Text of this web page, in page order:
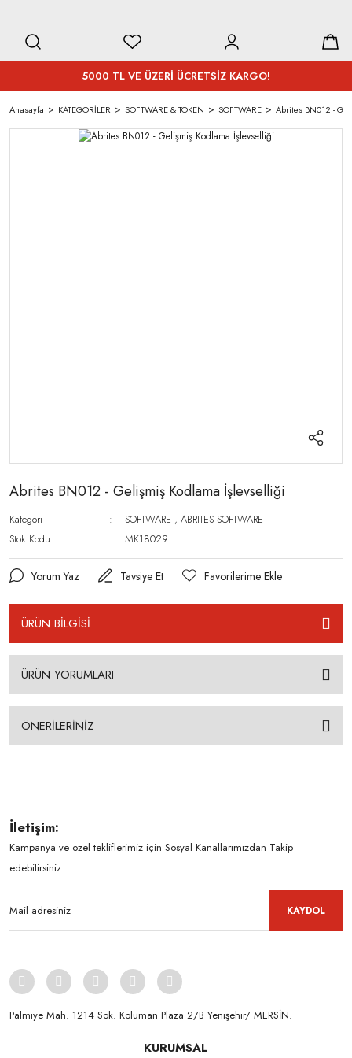
5000 TL VE ÜZERİ ÜCRETSİZ KARGO!
Anasayfa KATEGORİLER SOFTWARE & TOKEN SOFTWARE Abrites BN012 -
Abrites BN012 - Gelişmiş Kodlama İşlevselliği
Kategori SOFTWARE ,ABRITES SOFTWARE
Stok Kodu
MK18029
Yorum Yaz Tavsiye Et
ÜRÜN BİLGİSİ
ÜRÜN YORUMLARI
ÖNERİLERİNİZ
İletişim:
Kampanya ve özel tekliflerimiz için Sosyal Kanallarımızdan Takip
edebilirsiniz
KAYDOL
Palmiye Mah. 1214 Sok. Koluman Plaza 2/B Yenişehir/ MERSİN.ㅤㅤㅤㅤㅤㅤㅤㅤㅤㅤㅤㅤㅤㅤㅤㅤㅤㅤㅤㅤㅤㅤㅤㅤㅤㅤㅤㅤㅤㅤㅤㅤㅤㅤㅤ ㅤㅤㅤㅤㅤㅤㅤㅤㅤㅤ
KURUMSAL